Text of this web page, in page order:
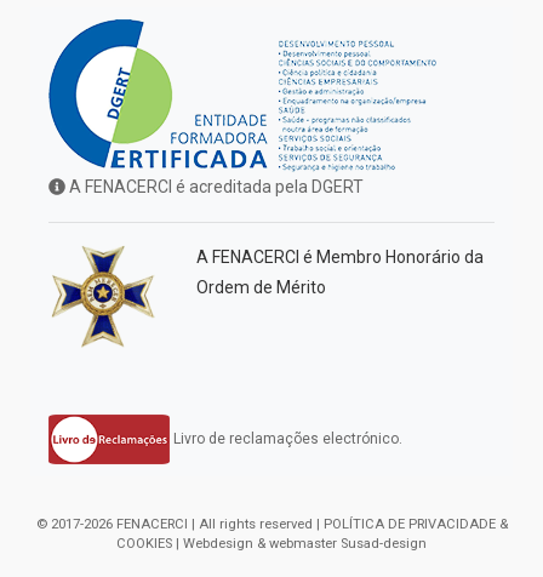
A FENACERCI é acreditada pela DGERT
A FENACERCI é Membro Honorário da
Ordem de Mérito
Livro de reclamações electrónico.
© 2017-2026 FENACERCI | All rights reserved | POLÍTICA DE PRIVACIDADE &
COOKIES | Webdesign & webmaster Susad-design